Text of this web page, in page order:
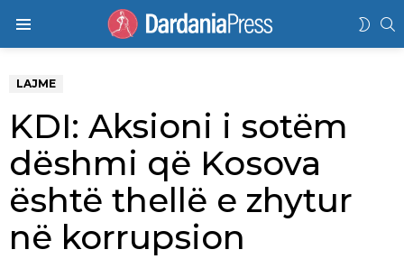
LAJME
KDI: Aksioni i sotëm
dëshmi që Kosova
është thellë e zhytur
në korrupsion